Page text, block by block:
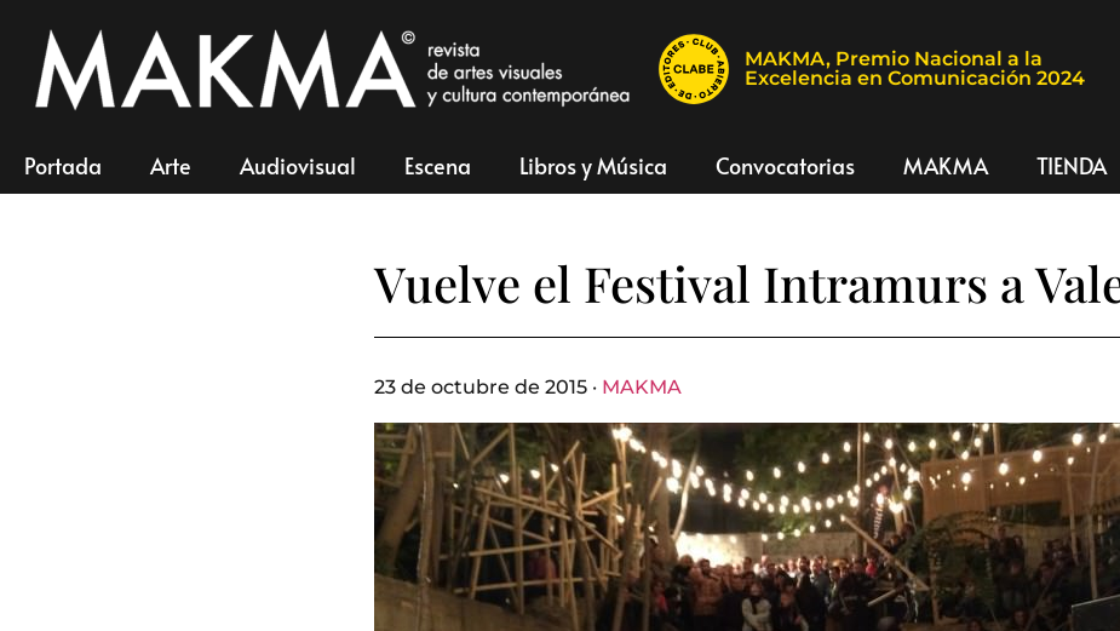
MAKMA, Premio Nacional a la
Excelencia en Comunicación 2024
Portada Arte Audiovisual Escena Libros y Música Convocatorias MAKMA TIENDA
Vuelve el Festival Intramurs a
23 de octubre de 2015 · MAKMA